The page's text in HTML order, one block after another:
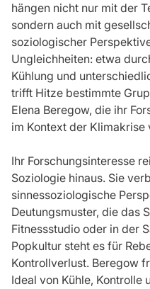
hängen nicht nur mit der
sondern auch mit
soziologischer
Ungleichheiten: etwa
Kühlung und
trifft Hitze bestimmte
Elena Beregow, die ihr
im Kontext der Klimakrise
Ihr Forschungsinteresse
Soziologie hinaus. Sie
sinnessoziologische
Deutungsmuster, die das
Fitnessstudio oder in der
Popkultur steht es für
Kontrollverlust. Beregow
Ideal von Kühle, Kontrolle